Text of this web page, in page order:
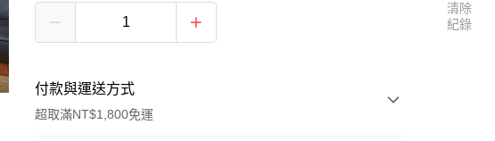
付款與運送方式
超取滿NT$1,800免運
清除
紀錄